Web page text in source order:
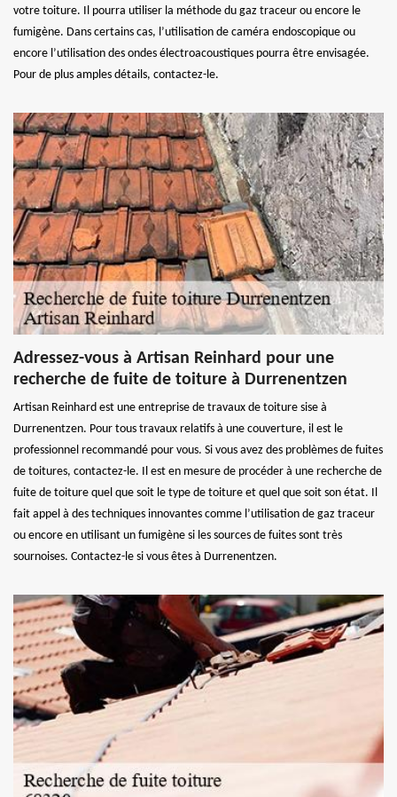
votre toiture. Il pourra utiliser la méthode du gaz traceur ou encore le
fumigène. Dans certains cas, l’utilisation de caméra endoscopique ou
encore l’utilisation des ondes électroacoustiques pourra être envisagée.
Pour de plus amples détails, contactez-le.
Adressez-vous à Artisan Reinhard pour une
recherche de fuite de toiture à Durrenentzen
Artisan Reinhard est une entreprise de travaux de toiture sise à
Durrenentzen. Pour tous travaux relatifs à une couverture, il est le
professionnel recommandé pour vous. Si vous avez des problèmes de fuites
de toitures, contactez-le. Il est en mesure de procéder à une recherche de
fuite de toiture quel que soit le type de toiture et quel que soit son état. Il
fait appel à des techniques innovantes comme l’utilisation de gaz traceur
ou encore en utilisant un fumigène si les sources de fuites sont très
sournoises. Contactez-le si vous êtes à Durrenentzen.